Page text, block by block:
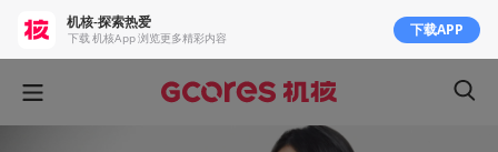
机核-探索热爱
下载 机核App 浏览更多精彩内容 下载APP